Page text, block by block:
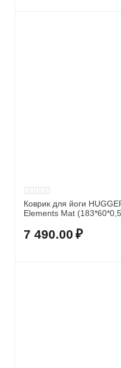
Коврик для йоги
Elements Mat
7 490.00 ₽